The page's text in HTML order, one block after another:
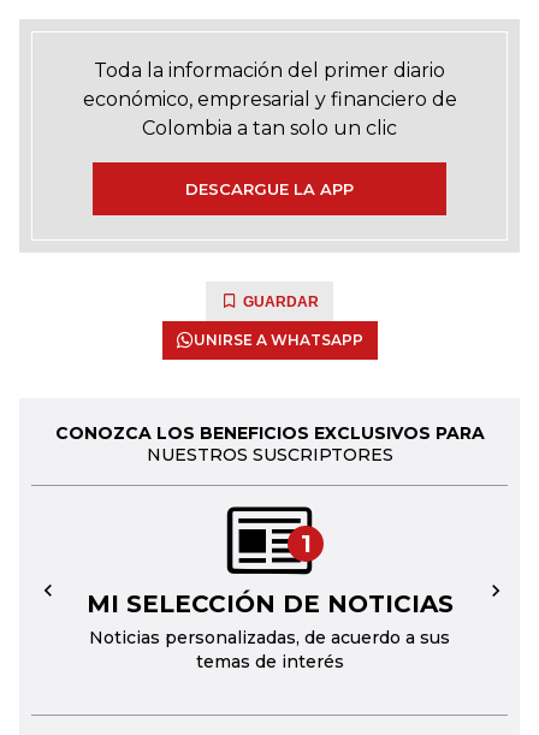
Toda la información del primer diario
económico, empresarial y financiero de
Colombia a tan solo un clic
DESCARGUE LA APP
GUARDAR
UNIRSE A WHATSAPP
CONOZCA LOS BENEFICIOS EXCLUSIVOS PARA
NUESTROS SUSCRIPTORES
1
MI SELECCIÓN DE NOTICIAS
Noticias personalizadas, de acuerdo a sus
temas de interés
← →